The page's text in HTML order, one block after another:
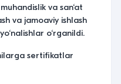
va san‘at
va jamoaviy ishlash
o‘rganildi.
sertifikatlar